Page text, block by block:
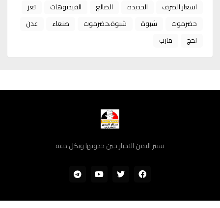
اسعار الصرف
الحديده الضالع الفيديوهات
تعز
حضرموت
شبوة شبوة،حضرموت صنعاء
عدن
لحج
مارب
سنتر اليمن الاخبار حين حدوثها وبكل دقه